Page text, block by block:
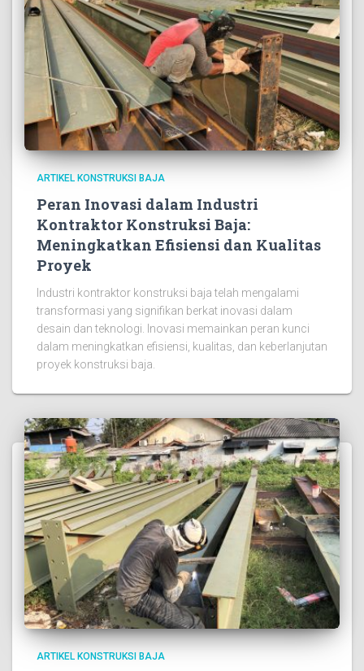
ARTIKEL KONSTRUKSI BAJA
Peran Inovasi dalam Industri
Kontraktor Konstruksi Baja:
Meningkatkan Efisiensi dan Kualitas
Proyek
Industri kontraktor konstruksi baja telah mengalami
transformasi yang signifikan berkat inovasi dalam
desain dan teknologi. Inovasi memainkan peran kunci
dalam meningkatkan efisiensi, kualitas, dan keberlanjutan
proyek konstruksi baja.
ARTIKEL KONSTRUKSI BAJA